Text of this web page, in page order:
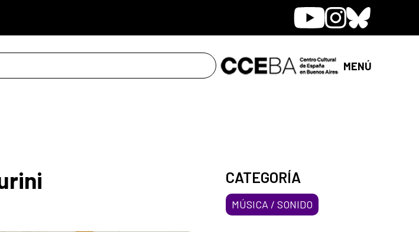
YoutubeInstagram
Bluesky
MENÚ
CATEGORÍA
MÚSICA / SONIDO